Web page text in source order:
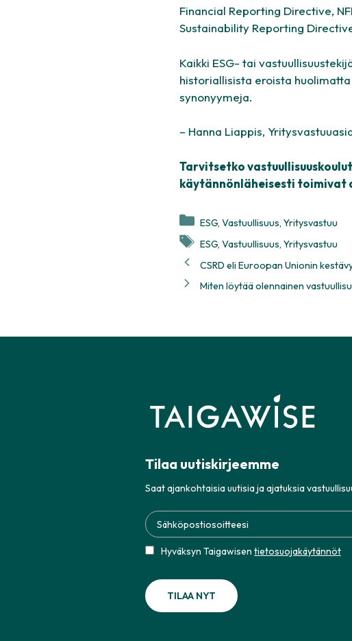
Financial Reporting Directive,
Sustainability Reporting
Kaikki ESG- tai
historiallisista eroista
synonyymeja.
– Hanna Liappis,
Tarvitsetko
käytännönläheisesti toimivat
Kategoriat
ESG,Vastuullisuus,Yritysvastuu
Avainsanat
ESG,Vastuullisuus,Yritysvastuu
CSRD eli Euroopan Unionin
Miten löytää olennainen
Tilaa uutiskirjeemme
Saat ajankohtaisia uutisia ja ajatuksia
Hyväksyn Taigawisen tietosuojakäytännöt